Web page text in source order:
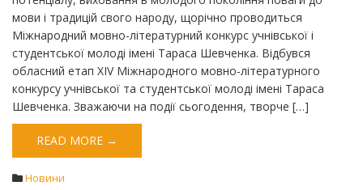
мови і традицій свого народу, щорічно проводиться
Міжнародний мовно-літературний конкурс учнівської і
студентської молоді імені Тараса Шевченка. Відбувся
обласний етап ХІV Міжнародного мовно-літературного
конкурсу учнівської та студентської молоді імені Тараса
Шевченка. Зважаючи на події сьогодення, творче […]
READ MORE →
Новини